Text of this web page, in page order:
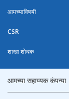
आमच्याविषयी
CSR
शाखा शोधक
आमच्या सहाय्यक कंपन्या